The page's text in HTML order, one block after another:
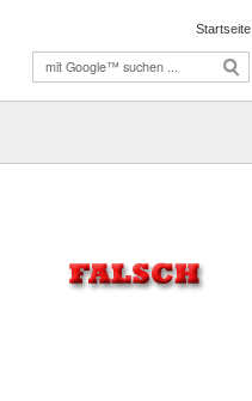
Startseite